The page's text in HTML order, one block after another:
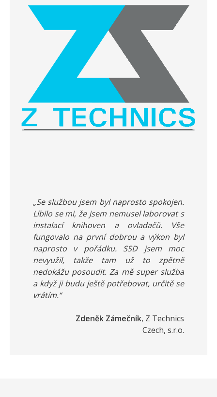
„Se službou jsem byl naprosto spokojen.
Líbilo se mi, že jsem nemusel laborovat s
instalací knihoven a ovladačů. Vše
fungovalo na první dobrou a výkon byl
naprosto v pořádku. SSD jsem moc
nevyužil, takže tam už to zpětně
nedokážu posoudit. Za mě super služba
a když ji budu ještě potřebovat, určitě se
vrátím.“
Zdeněk Zámečník, Z Technics
Czech, s.r.o.